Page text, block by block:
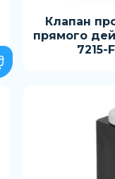
Клапан
прямого
7215-